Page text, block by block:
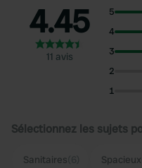
4.45
11 avis
5
4
3
2
1
Sélectionnez les sujets
Sanitaires Spacieux